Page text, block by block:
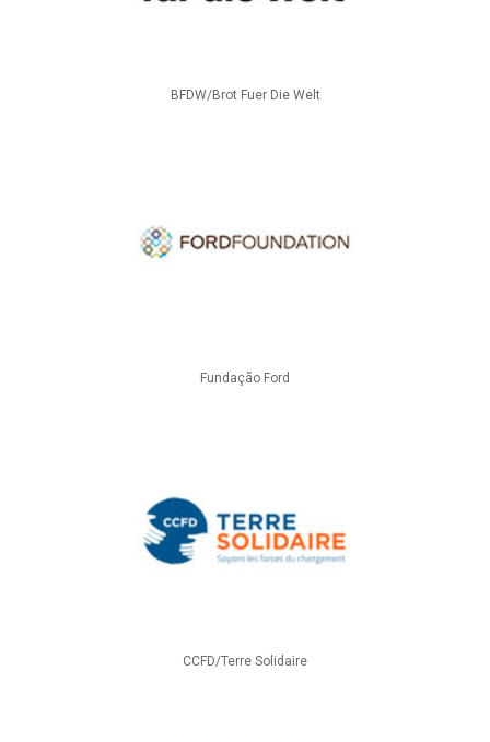
BFDW/Brot Fuer Die Welt
Fundação Ford
CCFD/Terre Solidaire